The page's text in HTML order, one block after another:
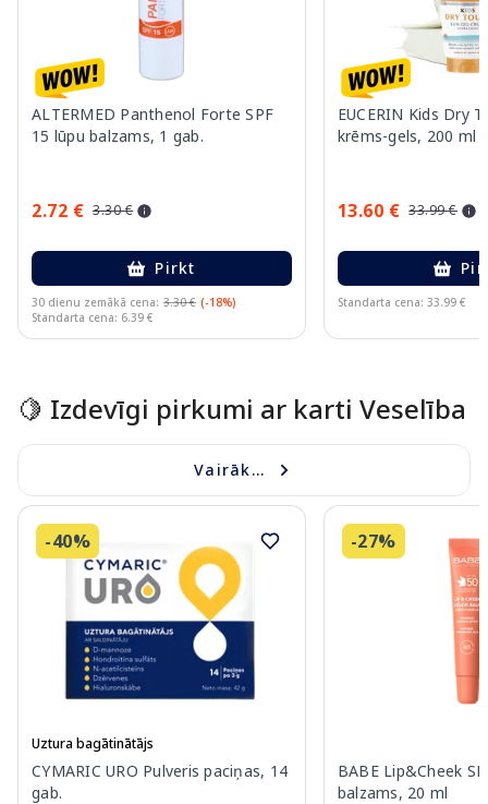
ALTERMED Panthenol Forte SPF
15 lūpu balzams, 1 gab.
2.72 € 3.30 €
Pirkt
30 dienu zemākā cena: 3.30 € (-18%)
Standarta cena: 6.39 €
EUCERIN Kids Dry
krēms-gels, 200 ml
13.60 € 33.99 €
Standarta cena: 33.99 €
🍋 Izdevīgi pirkumi ar karti Veselība
Vairāk...
-40%
Uztura bagātinātājs
CYMARIC URO Pulveris paciņas, 14
gab.
-27%
BABE Lip&Cheek
balzams, 20 ml